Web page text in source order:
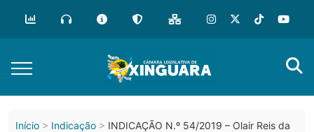
Início Indicação
INDICAÇÃO N.º 54/2019 – Olair Reis da